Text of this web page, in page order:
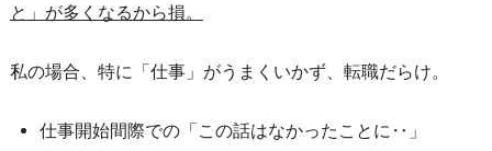
と」が多くなるから損。
私の場合、特に「仕事」がうまくいかず、転職だらけ。
仕事開始間際での「この話はなかったことに‥」